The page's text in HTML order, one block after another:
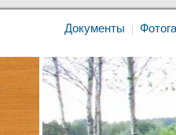
Документы